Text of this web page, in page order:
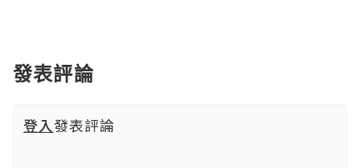
發表評論
登入發表評論